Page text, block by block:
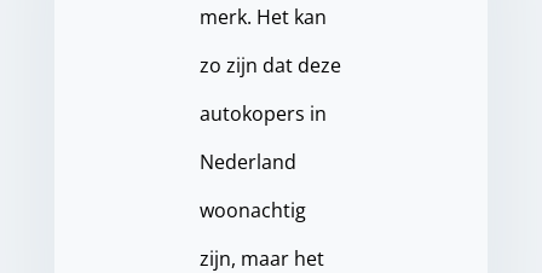
merk. Het kan
zo zijn dat deze
autokopers in
Nederland
woonachtig
zijn, maar het